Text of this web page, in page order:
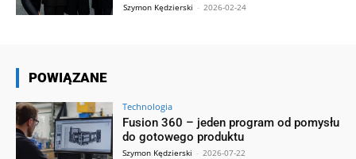
Szymon Kędzierski - 2026-02-24
POWIĄZANE
Technologia
Fusion 360 – jeden program od pomysłu
do gotowego produktu
Szymon Kędzierski - 2026-07-22